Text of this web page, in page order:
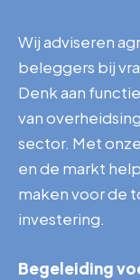
Wij adviseren
beleggers bij
Denk aan
van
sector. Met
en de markt
maken voor de
investering.
Begeleiding